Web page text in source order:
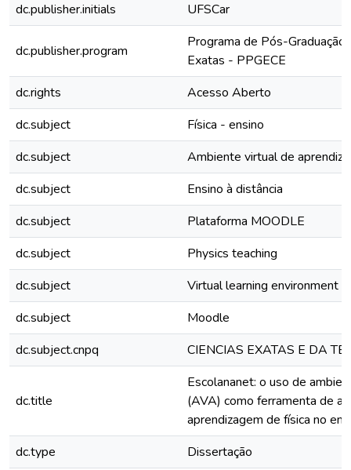
dc.publisher.initials
UFSCar
dc.publisher.program
Programa de Pós-Graduação
Exatas - PPGECE
dc.rights
Acesso Aberto
dc.subject
Física - ensino
dc.subject
Ambiente virtual de
dc.subject
Ensino à distância
dc.subject
Plataforma MOODLE
dc.subject
Physics teaching
dc.subject
Virtual learning environment
dc.subject
Moodle
dc.subject.cnpq
CIENCIAS EXATAS E DA
dc.title
Escolananet: o uso de
(AVA) como ferramenta de
aprendizagem de física no
dc.type
Dissertação